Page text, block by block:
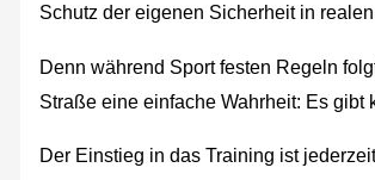
Schutz der eigenen Sicherheit in
Denn während Sport festen Regeln
Straße eine einfache Wahrheit: Es gibt
Der Einstieg in das Training ist